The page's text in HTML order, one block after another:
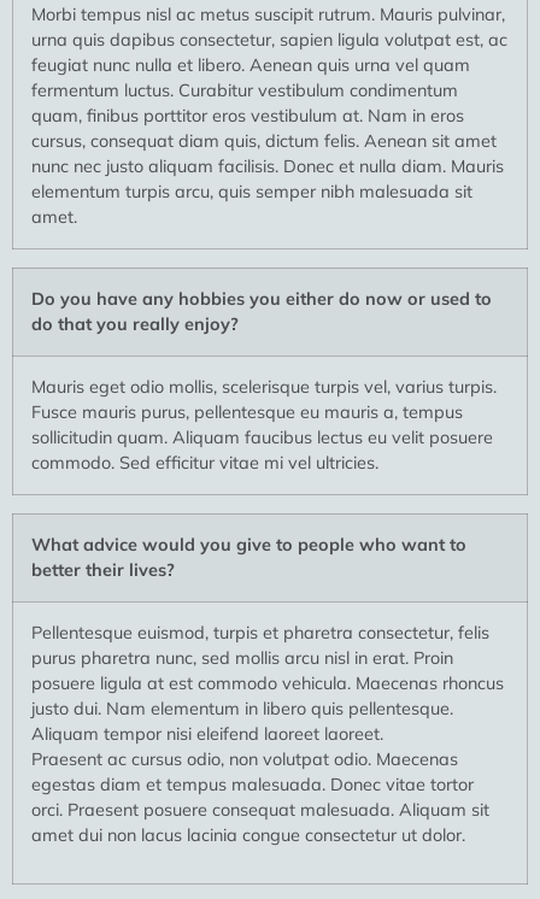
Morbi tempus nisl ac metus suscipit rutrum. Mauris pulvinar,
urna quis dapibus consectetur, sapien ligula volutpat est, ac
feugiat nunc nulla et libero. Aenean quis urna vel quam
fermentum luctus. Curabitur vestibulum condimentum
quam, finibus porttitor eros vestibulum at. Nam in eros
cursus, consequat diam quis, dictum felis. Aenean sit amet
nunc nec justo aliquam facilisis. Donec et nulla diam. Mauris
elementum turpis arcu, quis semper nibh malesuada sit
amet.
Do you have any hobbies you either do now or used to
do that you really enjoy?
Mauris eget odio mollis, scelerisque turpis vel, varius turpis.
Fusce mauris purus, pellentesque eu mauris a, tempus
sollicitudin quam. Aliquam faucibus lectus eu velit posuere
commodo. Sed efficitur vitae mi vel ultricies.
What advice would you give to people who want to
better their lives?
Pellentesque euismod, turpis et pharetra consectetur, felis
purus pharetra nunc, sed mollis arcu nisl in erat. Proin
posuere ligula at est commodo vehicula. Maecenas rhoncus
justo dui. Nam elementum in libero quis pellentesque.
Aliquam tempor nisi eleifend laoreet laoreet.
Praesent ac cursus odio, non volutpat odio. Maecenas
egestas diam et tempus malesuada. Donec vitae tortor
orci. Praesent posuere consequat malesuada. Aliquam sit
amet dui non lacus lacinia congue consectetur ut dolor.